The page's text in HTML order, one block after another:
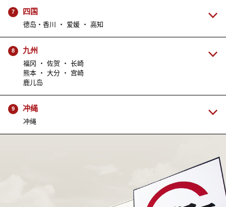
7 四国
德岛・香川 ・ 爱媛 ・ 高知
8 九州
福冈 ・ 佐贺 ・ 长崎
熊本 ・ 大分 ・ 宫崎
鹿儿岛
9 冲绳
冲绳